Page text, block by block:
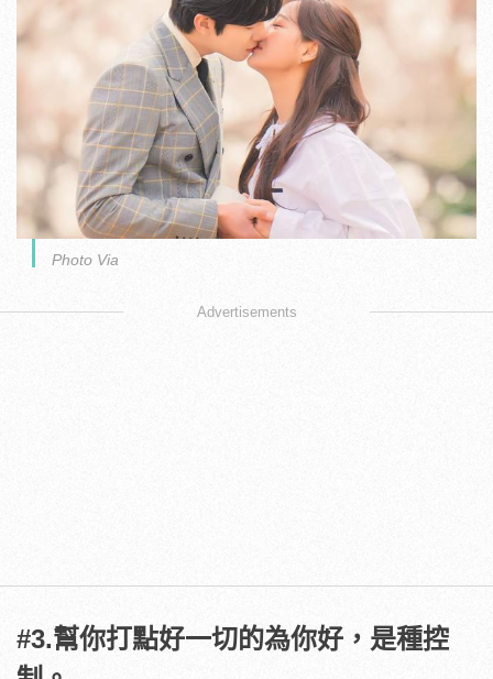
Photo Via
Advertisements
#3.幫你打點好一切的為你好，是種控